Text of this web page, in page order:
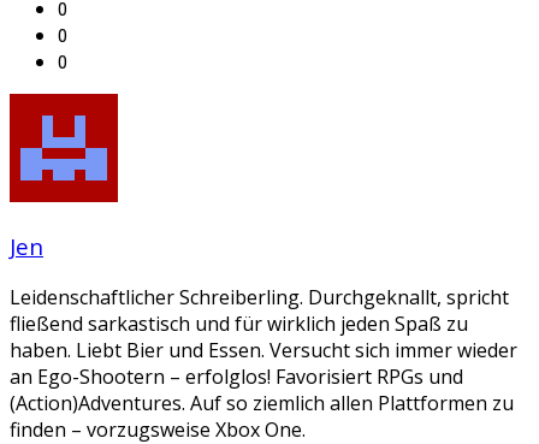
0
0
0
Jen
Leidenschaftlicher Schreiberling. Durchgeknallt, spricht
fließend sarkastisch und für wirklich jeden Spaß zu
haben. Liebt Bier und Essen. Versucht sich immer wieder
an Ego-Shootern – erfolglos! Favorisiert RPGs und
(Action)Adventures. Auf so ziemlich allen Plattformen zu
finden – vorzugsweise Xbox One.